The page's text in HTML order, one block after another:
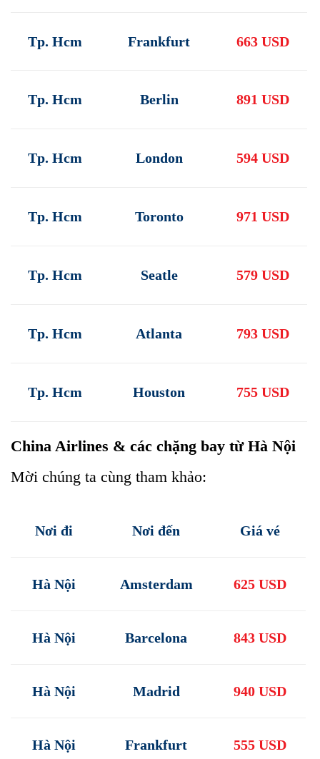
Tp. Hcm Frankfurt 663 USD
Tp. Hcm Berlin 891 USD
Tp. Hcm London 594 USD
Tp. Hcm Toronto 971 USD
Tp. Hcm Seatle 579 USD
Tp. Hcm Atlanta 793 USD
Tp. Hcm Houston 755 USD
China Airlines & các chặng bay từ Hà Nội
Mời chúng ta cùng tham khảo:
Nơi đi Nơi đến Giá vé
Hà Nội Amsterdam 625 USD
Hà Nội Barcelona 843 USD
Hà Nội Madrid 940 USD
Hà Nội Frankfurt 555 USD